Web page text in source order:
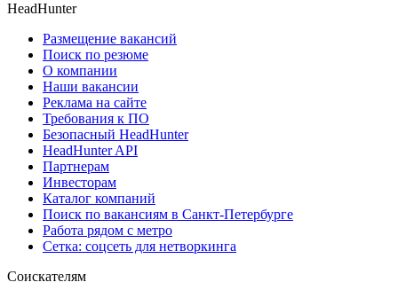
HeadHunter
Размещение вакансий
Поиск по резюме
О компании
Наши вакансии
Реклама на сайте
Требования к ПО
Безопасный HeadHunter
HeadHunter API
Партнерам
Инвесторам
Каталог компаний
Поиск по вакансиям в Санкт-Петербурге
Работа рядом с метро
Сетка: соцсеть для нетворкинга
Соискателям